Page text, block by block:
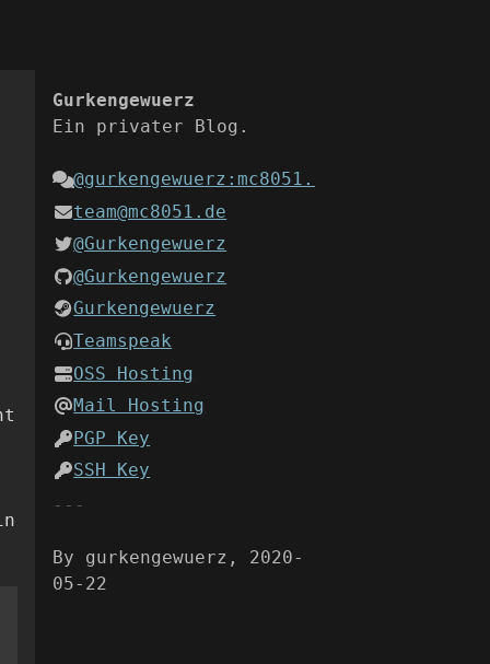
Gurkengewuerz
Ein privater Blog.
@gurkengewuerz:mc8051.de
team@mc8051.de
@Gurkengewuerz
@Gurkengewuerz
Gurkengewuerz
Teamspeak
OSS Hosting
Mail Hosting
PGP Key
SSH Key
By gurkengewuerz, 2020-
05-22